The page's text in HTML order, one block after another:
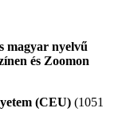
magyar nyelvű
és Zoomon
(CEU) (1051